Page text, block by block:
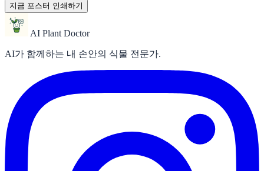
지금 포스터 인쇄하기
AI Plant Doctor
AI가 함께하는 내 손안의 식물 전문가.